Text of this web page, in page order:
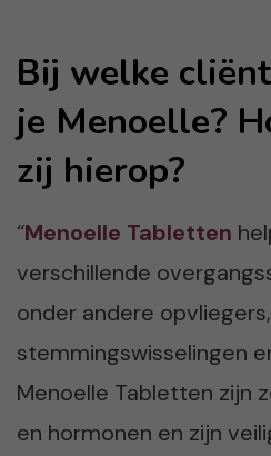
Bij welke
je Menoelle?
zij hierop?
“Menoelle Tabletten
verschillende
onder andere
stemmingswisselingen
Menoelle Tabletten zijn
en hormonen en zijn